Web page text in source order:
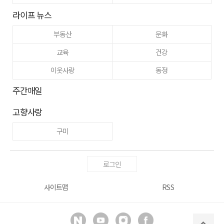
라이프 뉴스
부동산
문화
교육
건강
이웃사랑
동정
주간매일
고향사랑
구미
로그인
사이트맵 RSS